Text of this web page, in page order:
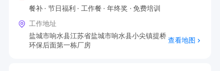
餐补
节日福利 工作餐 年终奖
免费培训
工作地址
盐城市响水县江苏省盐城市响水县小尖镇提桥
环保后面第一栋厂房
查看地图